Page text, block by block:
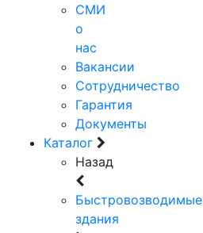
СМИ
о
нас
Вакансии
Сотрудничество
Гарантия
Документы
Каталог
Назад
Быстровозводимые
здания